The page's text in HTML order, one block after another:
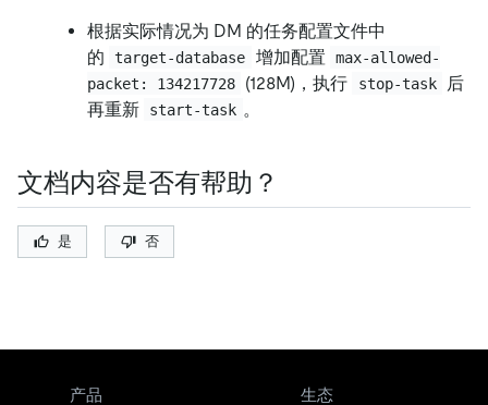
根据实际情况为 DM 的任务配置文件中
的
target-database 增加配置
max-allowed-
packet: 134217728
(128M)，执行 stop-task
后
再重新
start-task 。
文档内容是否有帮助？
是 否
产品 生态